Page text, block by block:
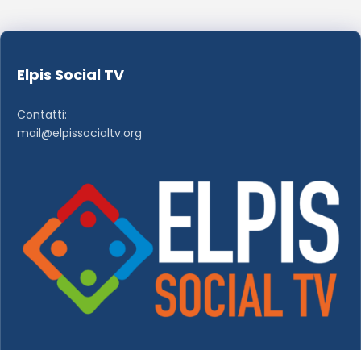
Elpis Social TV
Contatti:
mail@elpissocialtv.org